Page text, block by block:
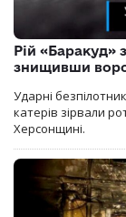
Рій «Баракуд»
знищивши
Ударні
катерів зірвали
Херсонщині.